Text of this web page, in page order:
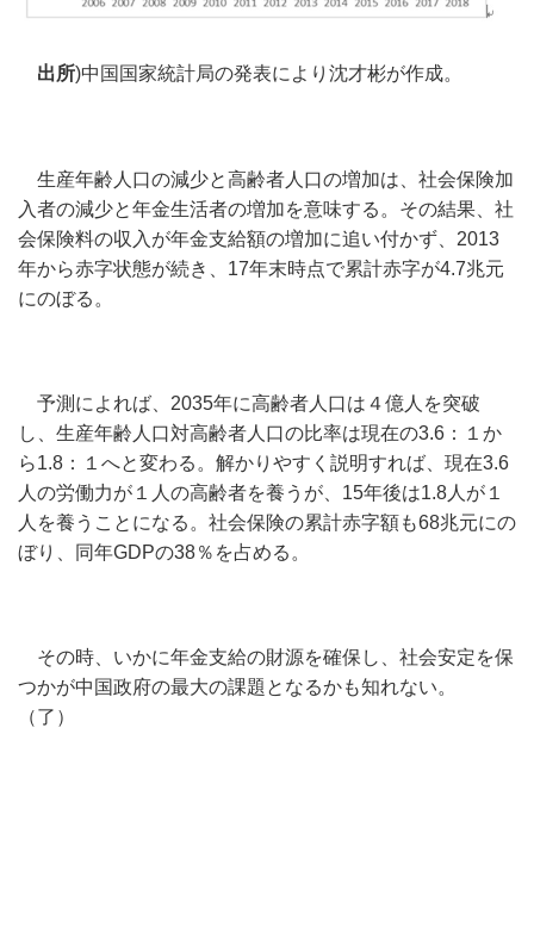
出所)中国国家統計局の発表により沈才彬が作成。
生産年齢人口の減少と高齢者人口の増加は、社会保険加
入者の減少と年金生活者の増加を意味する。その結果、社
会保険料の収入が年金支給額の増加に追い付かず、2013
年から赤字状態が続き、17年末時点で累計赤字が4.7兆元
にのぼる。
予測によれば、2035年に高齢者人口は４億人を突破
し、生産年齢人口対高齢者人口の比率は現在の3.6：１か
ら1.8：１へと変わる。解かりやすく説明すれば、現在3.6
人の労働力が１人の高齢者を養うが、15年後は1.8人が１
人を養うことになる。社会保険の累計赤字額も68兆元にの
ぼり、同年GDPの38％を占める。
その時、いかに年金支給の財源を確保し、社会安定を保
つかが中国政府の最大の課題となるかも知れない。
（了）